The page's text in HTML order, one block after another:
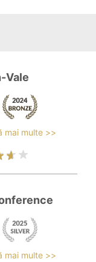
Vale
mai multe >>
mai multe >>